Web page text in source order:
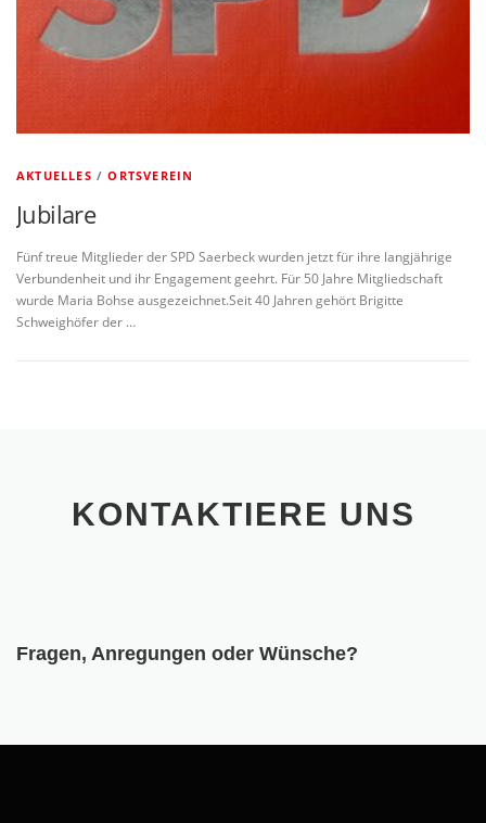
AKTUELLES /ORTSVEREIN
Jubilare
Fünf treue Mitglieder der SPD Saerbeck wurden jetzt für ihre langjährige
Verbundenheit und ihr Engagement geehrt. Für 50 Jahre Mitgliedschaft
wurde Maria Bohse ausgezeichnet.Seit 40 Jahren gehört Brigitte
Schweighöfer der …
KONTAKTIERE UNS
Fragen, Anregungen oder Wünsche?